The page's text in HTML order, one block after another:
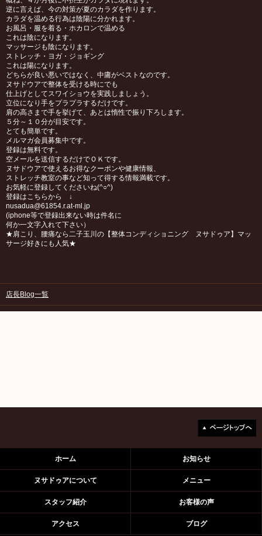
逆に言えば、今の対策が夏のカラダを作ります。
カラダを温める行為は陰陽に分かれます。
お風呂・服を着る・ホカロンで温める
これは陰になります。
マッサージも陰になります。
ストレッチ・ヨガ・ジョギング
これは陽になります。
どちらが良い悪いではなく、中庸がベストなのです。
ヌサドウアで整体を受ける時にでも
仕上げとしてスワイショウを実践しましょう。
立位になり手をプラプラするだけです。
肩の高さまで手を挙げて、あとは惰性で振り下ろします。
５分～１０分が目安です。
とても簡単です。
メルマガ会員募集中です。
登録は無料です。
空メールを送信するだけでＯＫです。
ヌサドウアで使えるお得なクーポンや健康情報、
ストレッチ教室の事など知って得する情報満載です。
お気軽に登録してくださいね(^○^)
登録はこちらから ↓
nusadua@61854.r.at-ml.jp
(iphone等で登録出来ない時は件名に
何か一文字入れて下さい）
★肩こり、腰痛なら二子玉川の【整体コンディショニング ヌサドゥア】マッ
サージ好きにも人気★
店長Blog一覧
ホーム お知らせ
ヌサドゥアについて メニュー
スタッフ紹介 お客様の声
アクセス ブログ